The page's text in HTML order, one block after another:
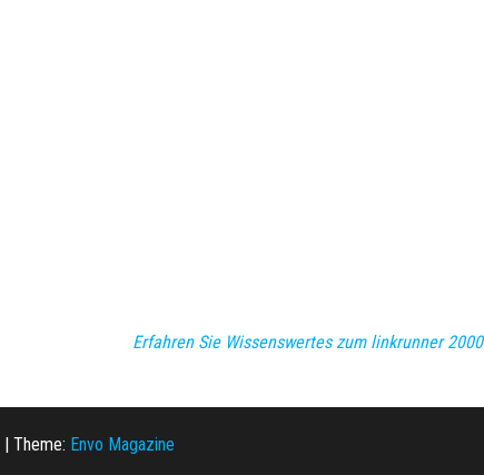
Erfahren Sie Wissenswertes zum linkrunner 2000
| Theme: Envo Magazine